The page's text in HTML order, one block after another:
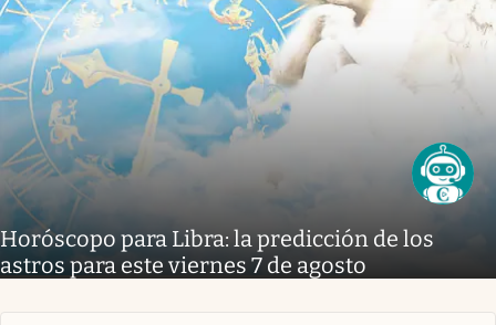
Horóscopo para Libra: la predicción de los
astros para este viernes 7 de agosto